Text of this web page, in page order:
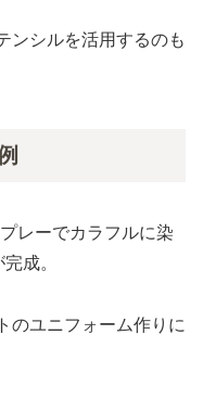
ンシルを活用するのも
レーでカラフルに染
成。
のユニフォーム作りに